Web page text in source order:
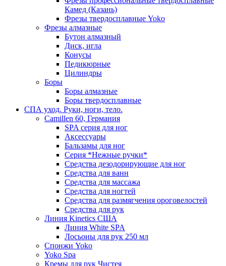
Камед (Казань)
Фрезы твердосплавные Yoko
Фрезы алмазные
Бутон алмазный
Диск, игла
Конусы
Педикюрные
Цилиндры
Боры
Боры алмазные
Боры твердосплавные
СПА уход. Руки, ноги, тело.
Camillen 60, Германия
SPA серия для ног
Аксессуары
Бальзамы для ног
Серия *Нежные ручки*
Средства дезодорирующие для ног
Средства для ванн
Средства для массажа
Средства для ногтей
Средства для размягчения ороговелостей
Средства для рук
Линия Kinetics США
Линия White SPA
Лосьоны для рук 250 мл
Спонжи Yoko
Yoko Spa
Кремы для рук Чистея